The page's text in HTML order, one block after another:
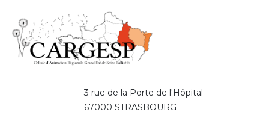
3 rue de la Porte de l'Hôpital
67000 STRASBOURG